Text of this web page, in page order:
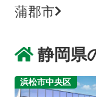
蒲郡市
静岡県
浜松市中央区